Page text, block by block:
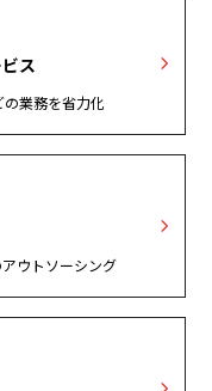
ス
業務を省力化
ウトソーシング